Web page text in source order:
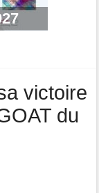
Series" la
victoire
du